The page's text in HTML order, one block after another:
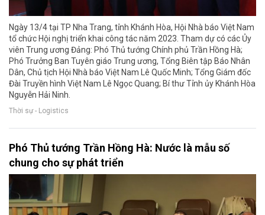
Ngày 13/4 tại TP Nha Trang, tỉnh Khánh Hòa, Hội Nhà báo Việt Nam
tổ chức Hội nghị triển khai công tác năm 2023. Tham dự có các Ủy
viên Trung ương Đảng: Phó Thủ tướng Chính phủ Trần Hồng Hà;
Phó Trưởng Ban Tuyên giáo Trung ương, Tổng Biên tập Báo Nhân
Dân, Chủ tịch Hội Nhà báo Việt Nam Lê Quốc Minh; Tổng Giám đốc
Đài Truyền hình Việt Nam Lê Ngọc Quang; Bí thư Tỉnh ủy Khánh Hòa
Nguyễn Hải Ninh.
Thời sự - Logistics
Phó Thủ tướng Trần Hồng Hà: Nước là mẫu số
chung cho sự phát triển